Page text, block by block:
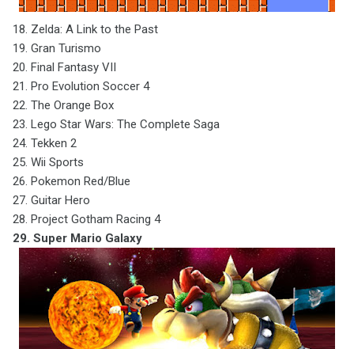
18. Zelda: A Link to the Past
19. Gran Turismo
20. Final Fantasy VII
21. Pro Evolution Soccer 4
22. The Orange Box
23. Lego Star Wars: The Complete Saga
24. Tekken 2
25. Wii Sports
26. Pokemon Red/Blue
27. Guitar Hero
28. Project Gotham Racing 4
29. Super Mario Galaxy